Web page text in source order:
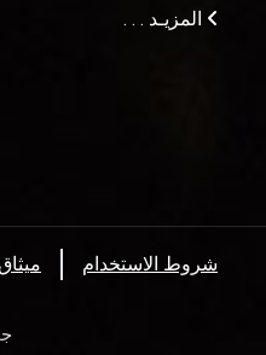
المزيـد . . .
شروط الاستخدام